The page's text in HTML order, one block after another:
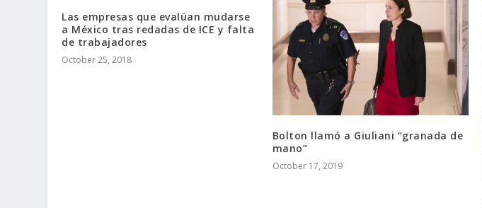
Las empresas que evalúan mudarse
a México tras redadas de ICE y falta
de trabajadores
October 25, 2018
Bolton llamó a Giuliani “granada de
mano”
October 17, 2019